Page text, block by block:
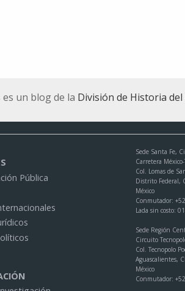
un blog de la División de Historia del
Pública
Sede Santa Fe,
Carretera
Col. Lomas de
Distrito Federal,
México
Conmutador:
Lada sin costo:
Sede Región
Circuito
Col. Tecnopolo
Aguascalientes,
México
Conmutador: